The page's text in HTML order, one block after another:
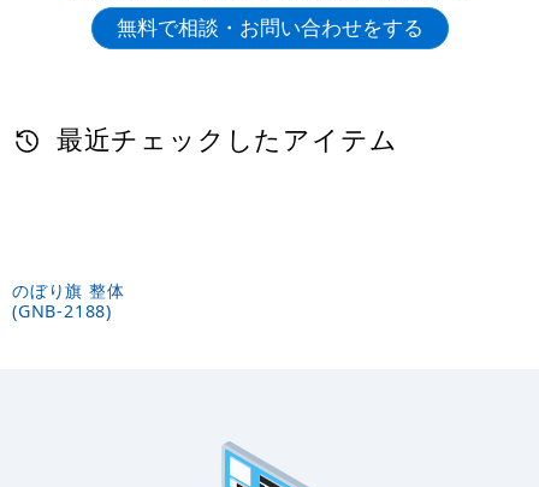
最近チェックしたアイテム
のぼり旗 整体
(GNB-2188)